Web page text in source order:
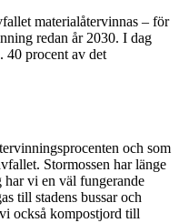
materialåtervinnas – för
redan år 2030. I dag
40 procent av det
och som
Stormossen har länge
har vi en väl fungerande
till stadens bussar och
också kompostjord till